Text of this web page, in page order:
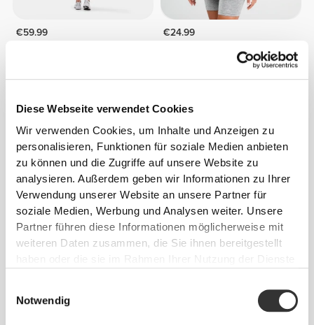
Diese Webseite verwendet Cookies
Wir verwenden Cookies, um Inhalte und Anzeigen zu
personalisieren, Funktionen für soziale Medien anbieten
zu können und die Zugriffe auf unsere Website zu
analysieren. Außerdem geben wir Informationen zu Ihrer
Verwendung unserer Website an unsere Partner für
soziale Medien, Werbung und Analysen weiter. Unsere
Partner führen diese Informationen möglicherweise mit
weiteren Daten zusammen, die Sie ihnen bereitgestellt
Notwendig
€59.99
€24.99
Athleisure P Oversized T-
€29.99
€29.99